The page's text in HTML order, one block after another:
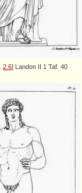
2.6] Landon II 1 Taf. 40